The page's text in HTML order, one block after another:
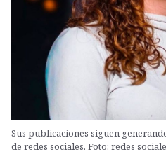
Sus publicaciones siguen
de redes sociales. Foto: redes